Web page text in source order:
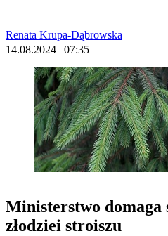
Renata Krupa-Dąbrowska
14.08.2024 | 07:35
Ministerstwo domaga
złodziei stroiszu